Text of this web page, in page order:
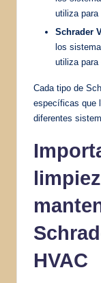
utiliza para
Schrader
los
utiliza para
Cada tipo de
específicas que
diferentes
HVAC